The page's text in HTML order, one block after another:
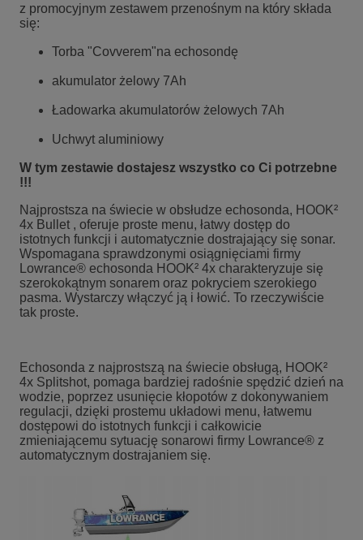
z promocyjnym zestawem przenośnym na który składa
się:
Torba "Covverem"na echosondę
akumulator żelowy 7Ah
Ładowarka akumulatorów żelowych 7Ah
Uchwyt aluminiowy
W tym zestawie dostajesz wszystko co Ci potrzebne
!!!
Najprostsza na świecie w obsłudze echosonda, HOOK²
4x Bullet , oferuje proste menu, łatwy dostęp do
istotnych funkcji i automatycznie dostrajający się sonar.
Wspomagana sprawdzonymi osiągnięciami firmy
Lowrance® echosonda HOOK² 4x charakteryzuje się
szerokokątnym sonarem oraz pokryciem szerokiego
pasma. Wystarczy włączyć ją i łowić. To rzeczywiście
tak proste.
Echosonda z najprostszą na świecie obsługą, HOOK²
4x Splitshot, pomaga bardziej radośnie spędzić dzień na
wodzie, poprzez usunięcie kłopotów z dokonywaniem
regulacji, dzięki prostemu układowi menu, łatwemu
dostępowi do istotnych funkcji i całkowicie
zmieniającemu sytuację sonarowi firmy Lowrance® z
automatycznym dostrajaniem się.